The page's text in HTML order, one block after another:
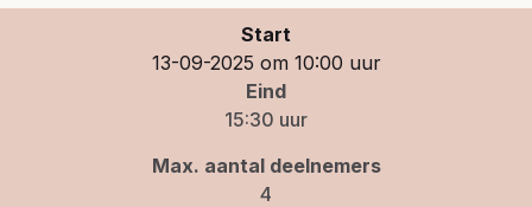
Start
13-09-2025 om 10:00 uur
Eind
15:30 uur
Max. aantal deelnemers
4